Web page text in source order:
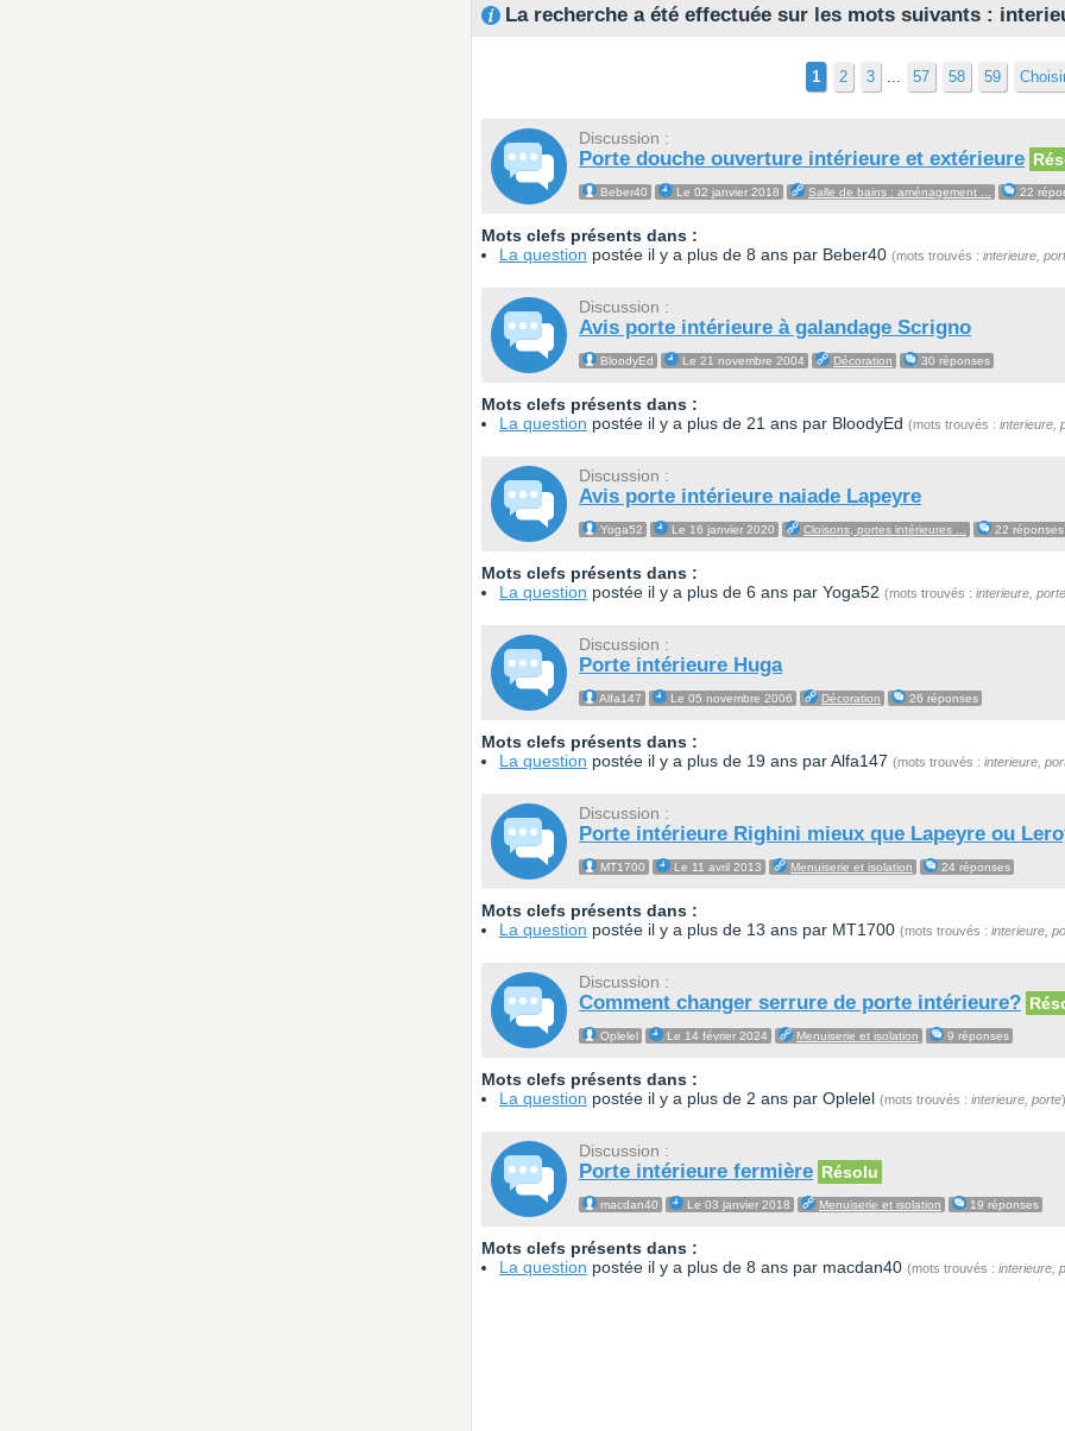
La recherche a été effectuée sur les mots suivants :
1 2 3 ... 57 58 59
Discussion :
Porte douche ouverture intérieure et extérieure
Beber40 Le 02 janvier 2018 Salle de bains : aménagement ... 22
Mots clefs présents dans :
La question postée il y a plus de 8 ans par Beber40 (mots trouvés : interieure,
Discussion :
Avis porte intérieure à galandage Scrigno
BloodyEd Le 21 novembre 2004 Décoration 30 réponses
Mots clefs présents dans :
La question postée il y a plus de 21 ans par BloodyEd (mots trouvés : interieure,
Discussion :
Avis porte intérieure naiade Lapeyre
Yoga52 Le 16 janvier 2020 Cloisons, portes intérieures ... 22 réponses
Mots clefs présents dans :
La question postée il y a plus de 6 ans par Yoga52 (mots trouvés : interieure, porte
Discussion :
Porte intérieure Huga
Alfa147 Le 05 novembre 2006 Décoration 26 réponses
Mots clefs présents dans :
La question postée il y a plus de 19 ans par Alfa147 (mots trouvés : interieure,
Discussion :
Porte intérieure Righini mieux que Lapeyre ou
MT1700 Le 11 avril 2013 Menuiserie et isolation 24 réponses
Mots clefs présents dans :
La question postée il y a plus de 13 ans par MT1700 (mots trouvés : interieure,
Discussion :
Comment changer serrure de porte intérieure?
Oplelel Le 14 février 2024 Menuiserie et isolation 9 réponses
Mots clefs présents dans :
La question postée il y a plus de 2 ans par Oplelel (mots trouvés : interieure, porte)
Discussion :
Porte intérieure fermière Résolu
macdan40 Le 03 janvier 2018 Menuiserie et isolation 19 réponses
Mots clefs présents dans :
La question postée il y a plus de 8 ans par macdan40 (mots trouvés : interieure,